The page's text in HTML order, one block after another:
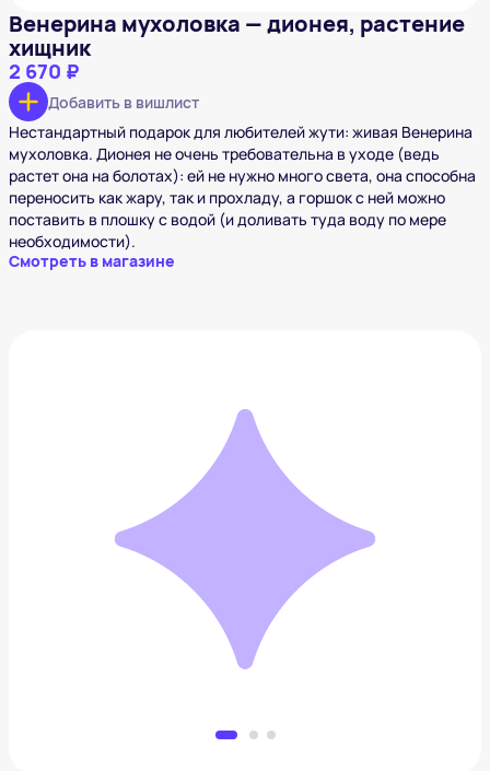
Венерина мухоловка — дионея, растение
хищник
2 670 ₽
Добавить в вишлист
Нестандартный подарок для любителей жути: живая Венерина
мухоловка. Дионея не очень требовательна в уходе (ведь
растет она на болотах): ей не нужно много света, она способна
переносить как жару, так и прохладу, а горшок с ней можно
поставить в плошку с водой (и доливать туда воду по мере
необходимости).
Смотреть в магазине
Графин для виски Nude Glass Мементо Мори
Добавить в вишлист